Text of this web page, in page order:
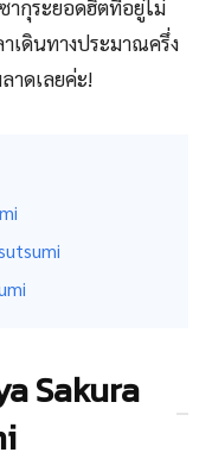
ากุระยอดฮิตที่อยู่ไม่
าเดินทางประมาณครึ่ง
าดเลยค่ะ!
Sakura